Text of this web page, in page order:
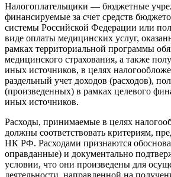
Налогоплательщики — бюджетные
финансируемые за счет средств
системы Российской Федерации или
виде оплаты медицинских услуг,
рамках территориальной программы
медицинского страхования, а также
иных источников, в целях
раздельный учет доходов (расходов),
(произведенных) в рамках целевого
иных источников.
Расходы, принимаемые в целях
должны соответствовать критериям,
НК РФ. Расходами признаются
оправданные) и документально
условии, что они произведены для
деятельности, направленной на